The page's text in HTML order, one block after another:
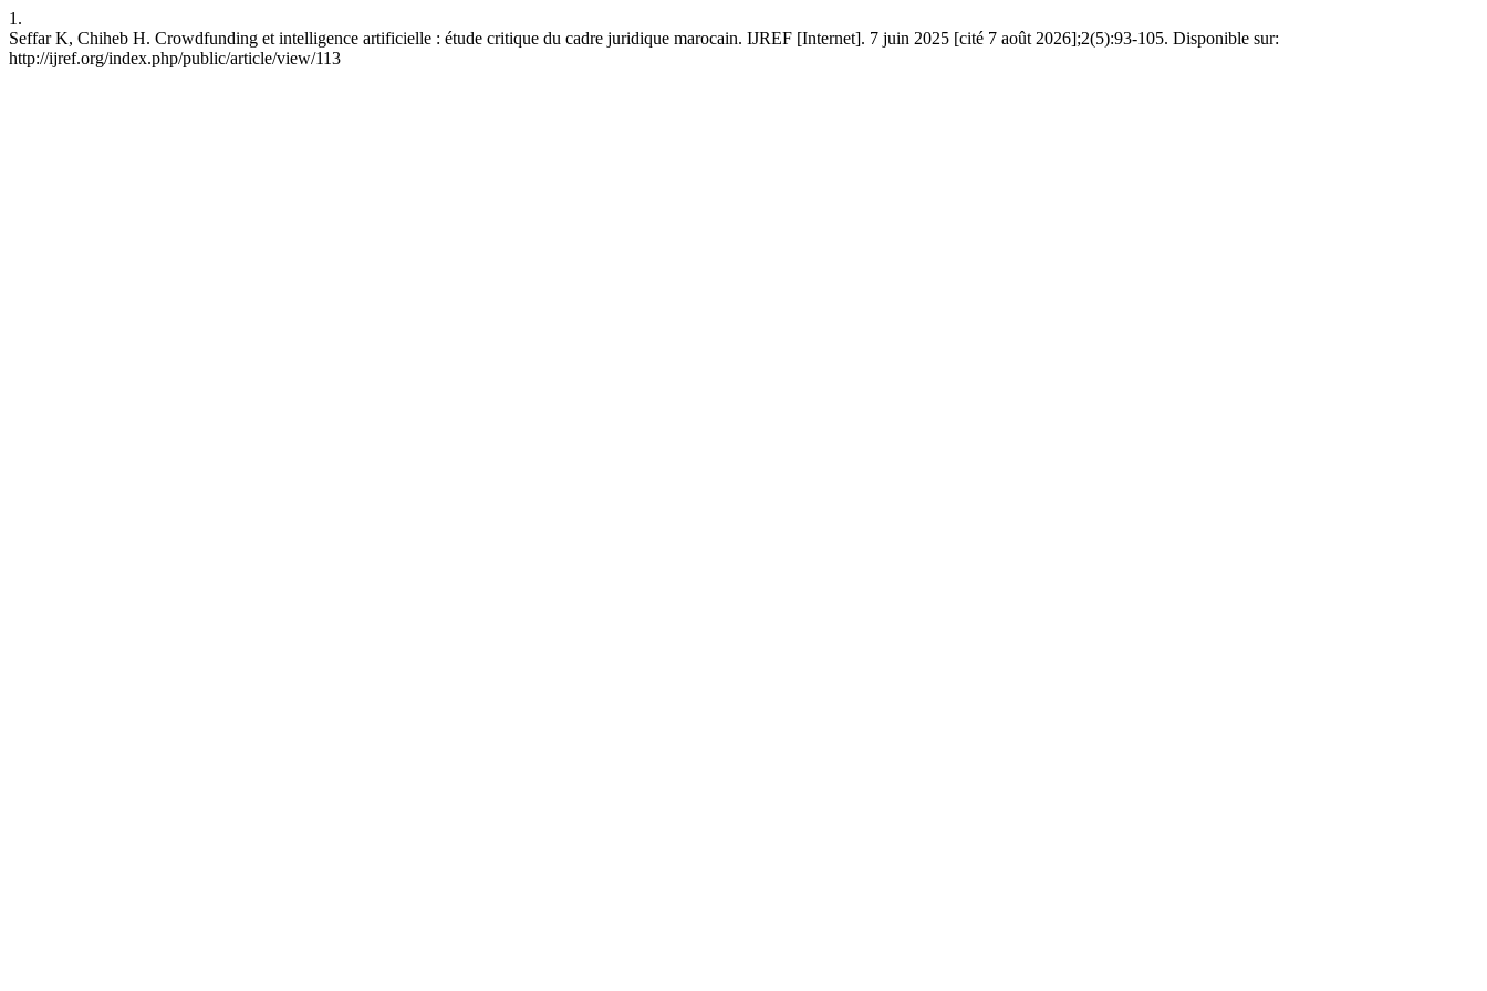
1.
Seffar K, Chiheb H. Crowdfunding et intelligence artificielle : étude critique du cadre juridique marocain. IJREF [Internet]. 7 juin 2025 [cité 7 août 2026];2(5):93-105. Disponible sur:
http://ijref.org/index.php/public/article/view/113